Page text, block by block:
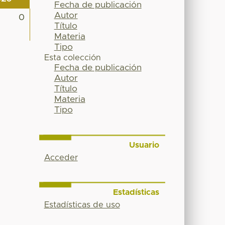
0
Fecha de publicación
Autor
Título
Materia
Tipo
Esta colección
Fecha de publicación
Autor
Título
Materia
Tipo
Usuario
Acceder
Estadísticas
Estadísticas de uso